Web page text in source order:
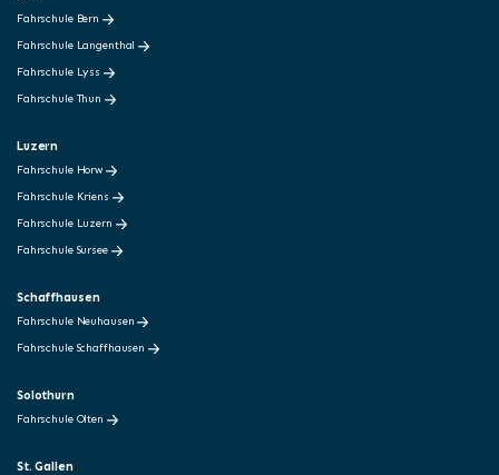
Fahrschule Bern
Fahrschule Langenthal
Fahrschule Lyss
Fahrschule Thun
Luzern
Fahrschule Horw
Fahrschule Kriens
Fahrschule Luzern
Fahrschule Sursee
Schaffhausen
Fahrschule Neuhausen
Fahrschule Schaffhausen
Solothurn
Fahrschule Olten
St. Gallen